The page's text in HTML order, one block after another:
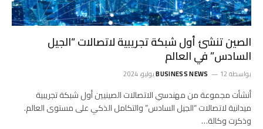
الصين تنشئ أول شبكة تجريبية لاتصالات “الجيل
السادس” في العالم
بواسطة BUSINESS NEWS 12 يوليو، 2024
أنشأت مجموعة من مهندسي الاتصالات الصينيين أول شبكة تجريبية
ميدانية لاتصالات “الجيل السادس” والتكامل الذكي على مستوى العالم.
وذكرت وكالة…